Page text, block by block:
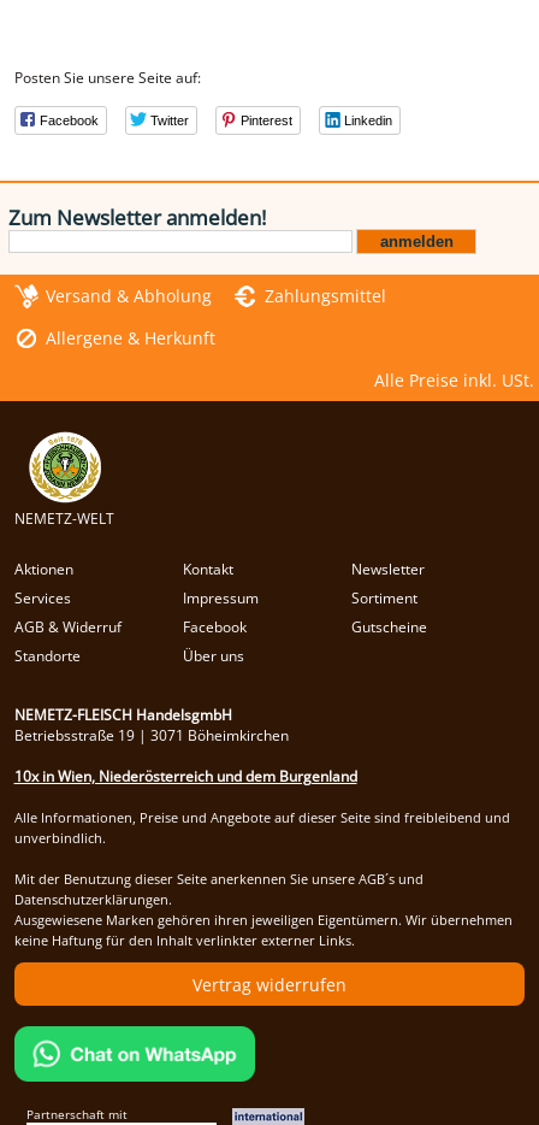
Posten Sie unsere Seite auf:
Facebook Twitter Pinterest Linkedin
Zum Newsletter anmelden!
Versand & Abholung
Zahlungsmittel
Allergene & Herkunft
Alle Preise inkl. USt.
NEMETZ-WELT
Aktionen Kontakt
Newsletter
Services
Impressum
Sortiment
AGB & Widerruf
Facebook
Gutscheine
Standorte
Über uns
NEMETZ-FLEISCH HandelsgmbH
Betriebsstraße 19 | 3071 Böheimkirchen
10x in Wien, Niederösterreich und dem Burgenland
Alle Informationen, Preise und Angebote auf dieser Seite sind freibleibend und
unverbindlich.
Mit der Benutzung dieser Seite anerkennen Sie unsere AGB´s und
Datenschutzerklärungen.
Ausgewiesene Marken gehören ihren jeweiligen Eigentümern. Wir übernehmen
keine Haftung für den Inhalt verlinkter externer Links.
Vertrag widerrufen
Partnerschaft mit